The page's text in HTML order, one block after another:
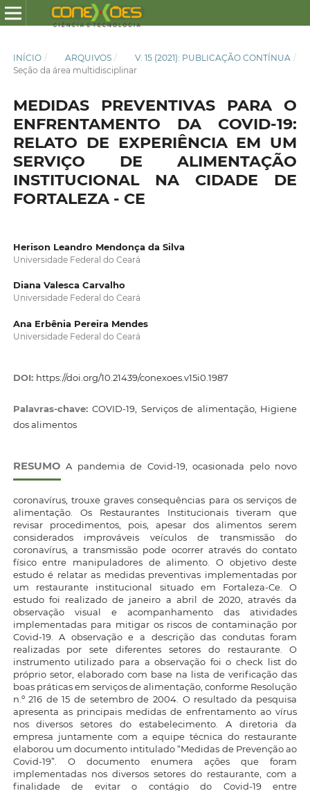
INÍCIO / ARQUIVOS / V. 15 (2021): PUBLICAÇÃO CONTÍNUA /
Seção da área multidisciplinar
MEDIDAS PREVENTIVAS PARA O
ENFRENTAMENTO DA COVID-19:
RELATO DE EXPERIÊNCIA EM UM
SERVIÇO DE ALIMENTAÇÃO
INSTITUCIONAL NA CIDADE DE
FORTALEZA - CE
Herison Leandro Mendonça da Silva
Universidade Federal do Ceará
Diana Valesca Carvalho
Universidade Federal do Ceará
Ana Erbênia Pereira Mendes
Universidade Federal do Ceará
DOI: https://doi.org/10.21439/conexoes.v15i0.1987
Palavras-chave:COVID-19, Serviços de alimentação, Higiene
dos alimentos
RESUMO A pandemia de Covid-19, ocasionada pelo novo
coronavírus, trouxe graves consequências para os serviços de
alimentação. Os Restaurantes Institucionais tiveram que
revisar procedimentos, pois, apesar dos alimentos serem
considerados improváveis veículos de transmissão do
coronavírus, a transmissão pode ocorrer através do contato
físico entre manipuladores de alimento. O objetivo deste
estudo é relatar as medidas preventivas implementadas por
um restaurante institucional situado em Fortaleza-Ce. O
estudo foi realizado de janeiro a abril de 2020, através da
observação visual e acompanhamento das atividades
implementadas para mitigar os riscos de contaminação por
Covid-19. A observação e a descrição das condutas foram
realizadas por sete diferentes setores do restaurante. O
instrumento utilizado para a observação foi o check list do
próprio setor, elaborado com base na lista de verificação das
boas práticas em serviços de alimentação, conforme Resolução
n.º 216 de 15 de setembro de 2004. O resultado da pesquisa
apresenta as principais medidas de enfrentamento ao vírus
nos diversos setores do estabelecimento. A diretoria da
empresa juntamente com a equipe técnica do restaurante
elaborou um documento intitulado “Medidas de Prevenção ao
Covid-19”. O documento enumera ações que foram
implementadas nos diversos setores do restaurante, com a
finalidade de evitar o contágio do Covid-19 entre